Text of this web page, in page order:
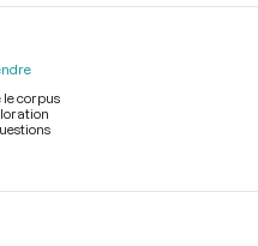
corpus